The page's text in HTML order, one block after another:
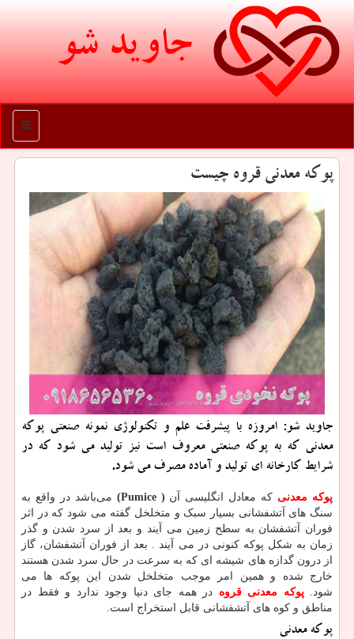
جاوید شو
منو
پوكه معدنی قروه چیست
جاوید شو: امروزه با پیشرفت علم و تكنولوژی نمونه صنعتی پوكه
معدنی كه به پوكه صنعتی معروف است نیز تولید می شود كه در
شرایط كارخانه ای تولید و آماده مصرف می شود.
پوکه معدنی که معادل انگلیسی آن (Pumice ) می‌باشد در واقع به
سنگ های آتشفشانی بسیار سبک و متخلخل گفته می شود که در اثر
فوران آتشفشان به سطح زمین می آیند و بعد از سرد شدن و گذر
زمان به شکل پوکه کنونی در می آیند . بعد از فوران آتشفشان، گاز
از درون گدازه‌ های شیشه ‌ای که به سرعت در حال سرد شدن هستند
خارج شده و همین امر موجب متخلخل شدن این پوکه ‌ها می‌
شود.پوکه معدنی قروه در همه جای دنیا وجود ندارد و فقط در
مناطق و کوه های آتشفشانی قابل استخراج است.
پوکه معدنی